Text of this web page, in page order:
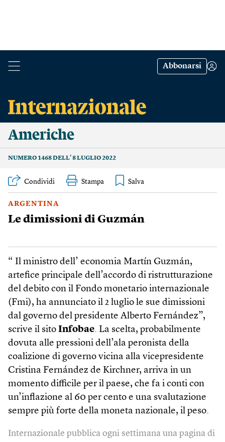
Abbonarsi
Americhe
NUMERO 1468 DELL’ 8 LUGLIO 2022
Condividi Stampa
ARGENTINA
Le dimissioni di Guzmán
“ Il ministro dell’ economia Martín Guzmán,
artefice principale dell’accordo di ristrutturazione
del debito con il Fondo monetario internazionale
(Fmi), ha annunciato il 2 luglio le sue dimissioni
dal governo del presidente Alberto Fernández”,
scrive il sito Infobae. La scelta, probabilmente
dovuta alle pressioni dell’ala peronista della
coalizione di governo vicina alla vicepresidente
Cristina Fernández de Kirchner, arriva in un
momento difficile per il paese, che fa i conti con
un’inflazione al 60 per cento e una svalutazione
sempre più forte della moneta nazionale, il peso.
Internazionale pubblica ogni settimana una pagina di